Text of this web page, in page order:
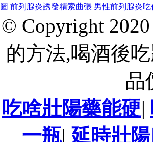
圖 前列腺炎誘發精索曲張 男性前列腺炎
© Copyright 2020
的方法,喝酒後
品
吃啥壯陽藥能硬|
一瓶| 延時壯